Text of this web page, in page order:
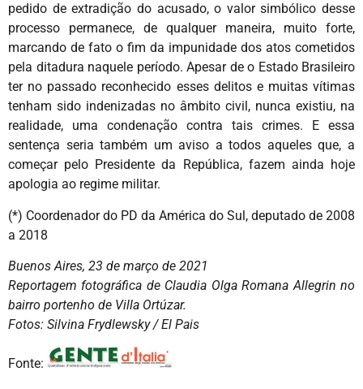
pedido de extradição do acusado, o valor simbólico desse
processo permanece, de qualquer maneira, muito forte,
marcando de fato o fim da impunidade dos atos cometidos
pela ditadura naquele período. Apesar de o Estado Brasileiro
ter no passado reconhecido esses delitos e muitas vítimas
tenham sido indenizadas no âmbito civil, nunca existiu, na
realidade, uma condenação contra tais crimes. E essa
sentença seria também um aviso a todos aqueles que, a
começar pelo Presidente da República, fazem ainda hoje
apologia ao regime militar.
(*) Coordenador do PD da América do Sul, deputado de 2008
a 2018
Buenos Aires, 23 de março de 2021
Reportagem fotográfica de Claudia Olga Romana Allegrin no
bairro portenho de Villa Ortúzar.
Fotos: Silvina Frydlewsky / El Pais
Fonte: